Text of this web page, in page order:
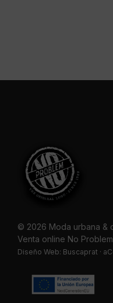
© 2026 Moda urbana &
Venta online No Problem
Diseño Web: Buscaprat ·